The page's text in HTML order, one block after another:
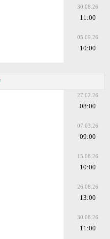
30.08.26
11:00
05.09.26
10:00
27.02.26
08:00
07.03.26
09:00
15.08.26
10:00
26.08.26
13:00
30.08.26
11:00